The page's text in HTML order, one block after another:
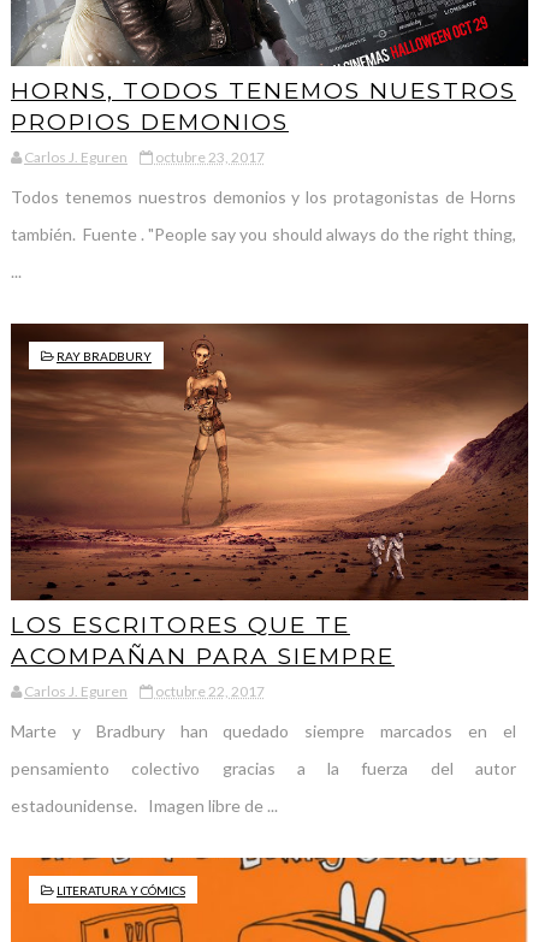
HORNS, TODOS TENEMOS NUESTROS
PROPIOS DEMONIOS
Carlos J. Eguren octubre 23, 2017
Todos tenemos nuestros demonios y los protagonistas de Horns
también. Fuente . "People say you should always do the right thing,
...
RAY BRADBURY
LOS ESCRITORES QUE TE
ACOMPAÑAN PARA SIEMPRE
Carlos J. Eguren octubre 22, 2017
Marte y Bradbury han quedado siempre marcados en el
pensamiento colectivo gracias a la fuerza del autor
estadounidense. Imagen libre de ...
LITERATURA Y CÓMICS